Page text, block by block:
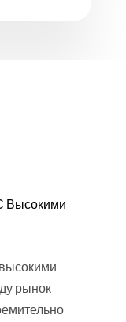
Высокими
рынок